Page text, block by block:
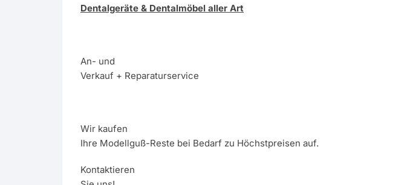
Dentalgeräte & Dentalmöbel aller Art
An- und
Verkauf + Reparaturservice
Wir kaufen
Ihre Modellguß-Reste bei Bedarf zu Höchstpreisen auf.
Kontaktieren